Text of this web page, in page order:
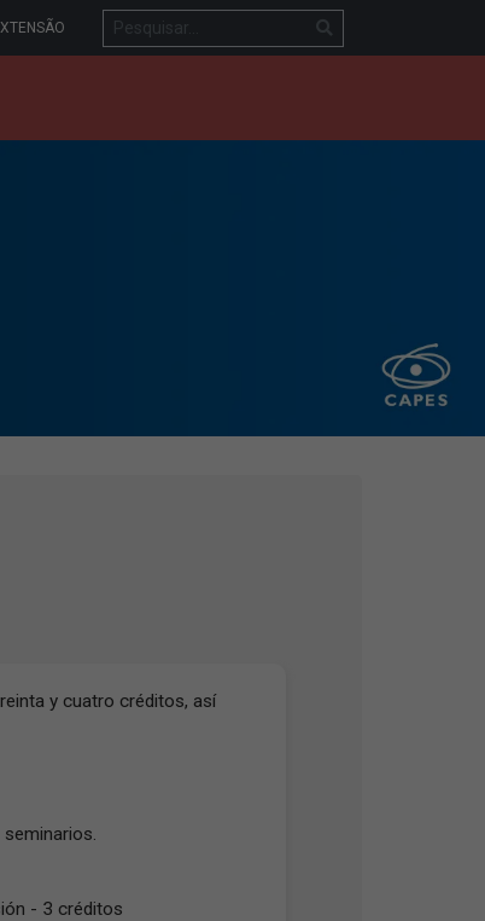
y cuatro créditos, así
- 3 créditos